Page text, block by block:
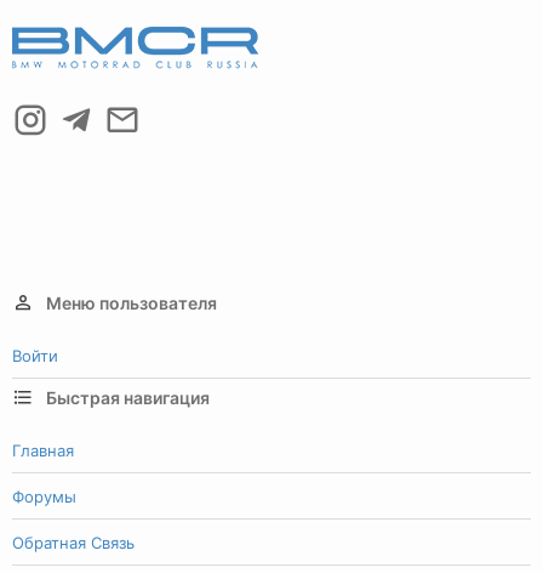
Меню пользователя
Войти
Быстрая навигация
Главная
Форумы
Обратная Связь